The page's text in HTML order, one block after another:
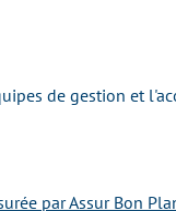
de gestion et
par Assur Bon